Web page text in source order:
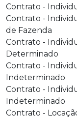
Contrato -
Contrato -
de Fazenda
Contrato -
Determinado
Contrato -
Indeterminado
Contrato -
Indeterminado
Contrato -